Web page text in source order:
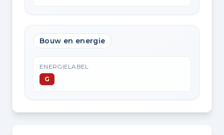
Bouw en energie
ENERGIELABEL
G